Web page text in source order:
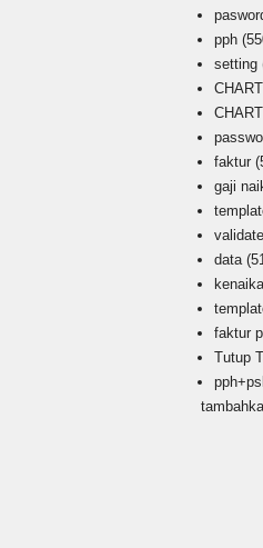
pph
setting
CHART
faktur
gaji
validate
data
faktur
Tutup